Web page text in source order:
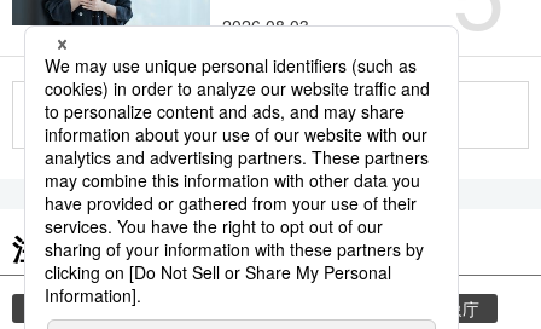
2026.08.03
もっと見る
注目のキーワード
共同通信ニュース 気象庁